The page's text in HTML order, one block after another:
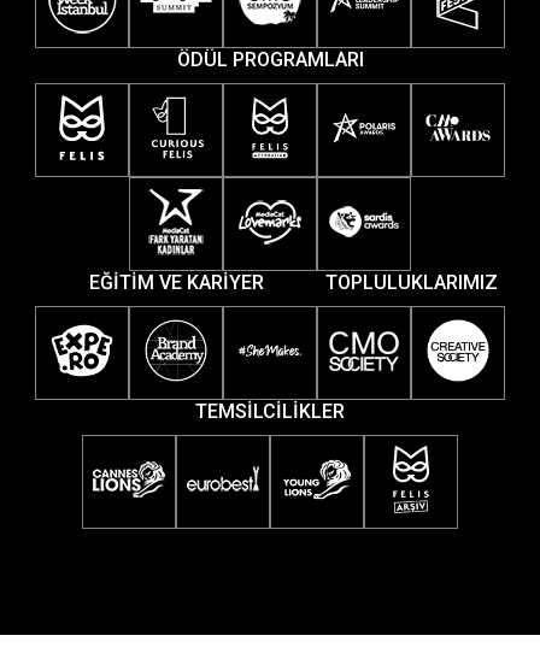
ÖDÜL PROGRAMLARI
EĞİTİM VE KARİYER TOPLULUKLARIMIZ
TEMSİLCİLİKLER